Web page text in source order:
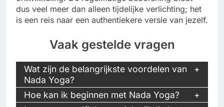
dus veel meer dan alleen tijdelijke verlichting; het
is een reis naar een authentiekere versie van jezelf.
Vaak gestelde vragen
Wat zijn de belangrijkste voordelen van
Nada Yoga?
Hoe kan ik beginnen met Nada Yoga?